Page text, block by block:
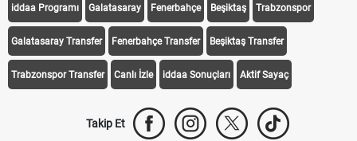
iddaa Programı Galatasaray Fenerbahçe Beşiktaş Trabzonspor
Galatasaray Transfer Fenerbahçe Transfer Beşiktaş Transfer
Trabzonspor Transfer Canlı İzle iddaa Sonuçları Aktif Sayaç